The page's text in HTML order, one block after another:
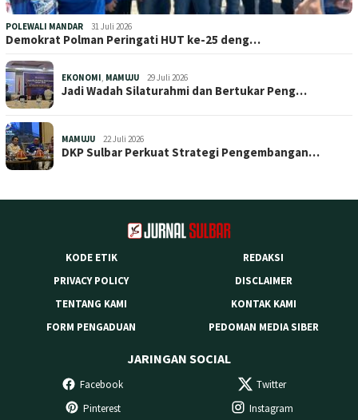
POLEWALI MANDAR 31 Juli 2026
Demokrat Polman Peringati HUT ke-25 deng…
EKONOMI, MAMUJU 29 Juli 2026
Jadi Wadah Silaturahmi dan Bertukar Peng…
MAMUJU 22 Juli 2026
DKP Sulbar Perkuat Strategi Pengembangan…
KODE ETIK
REDAKSI
PRIVACY POLICY
DISCLAIMER
TENTANG KAMI
KONTAK KAMI
FORM PENGADUAN
PEDOMAN MEDIA SIBER
JARINGAN SOCIAL
Facebook
Twitter
Pinterest
Instagram